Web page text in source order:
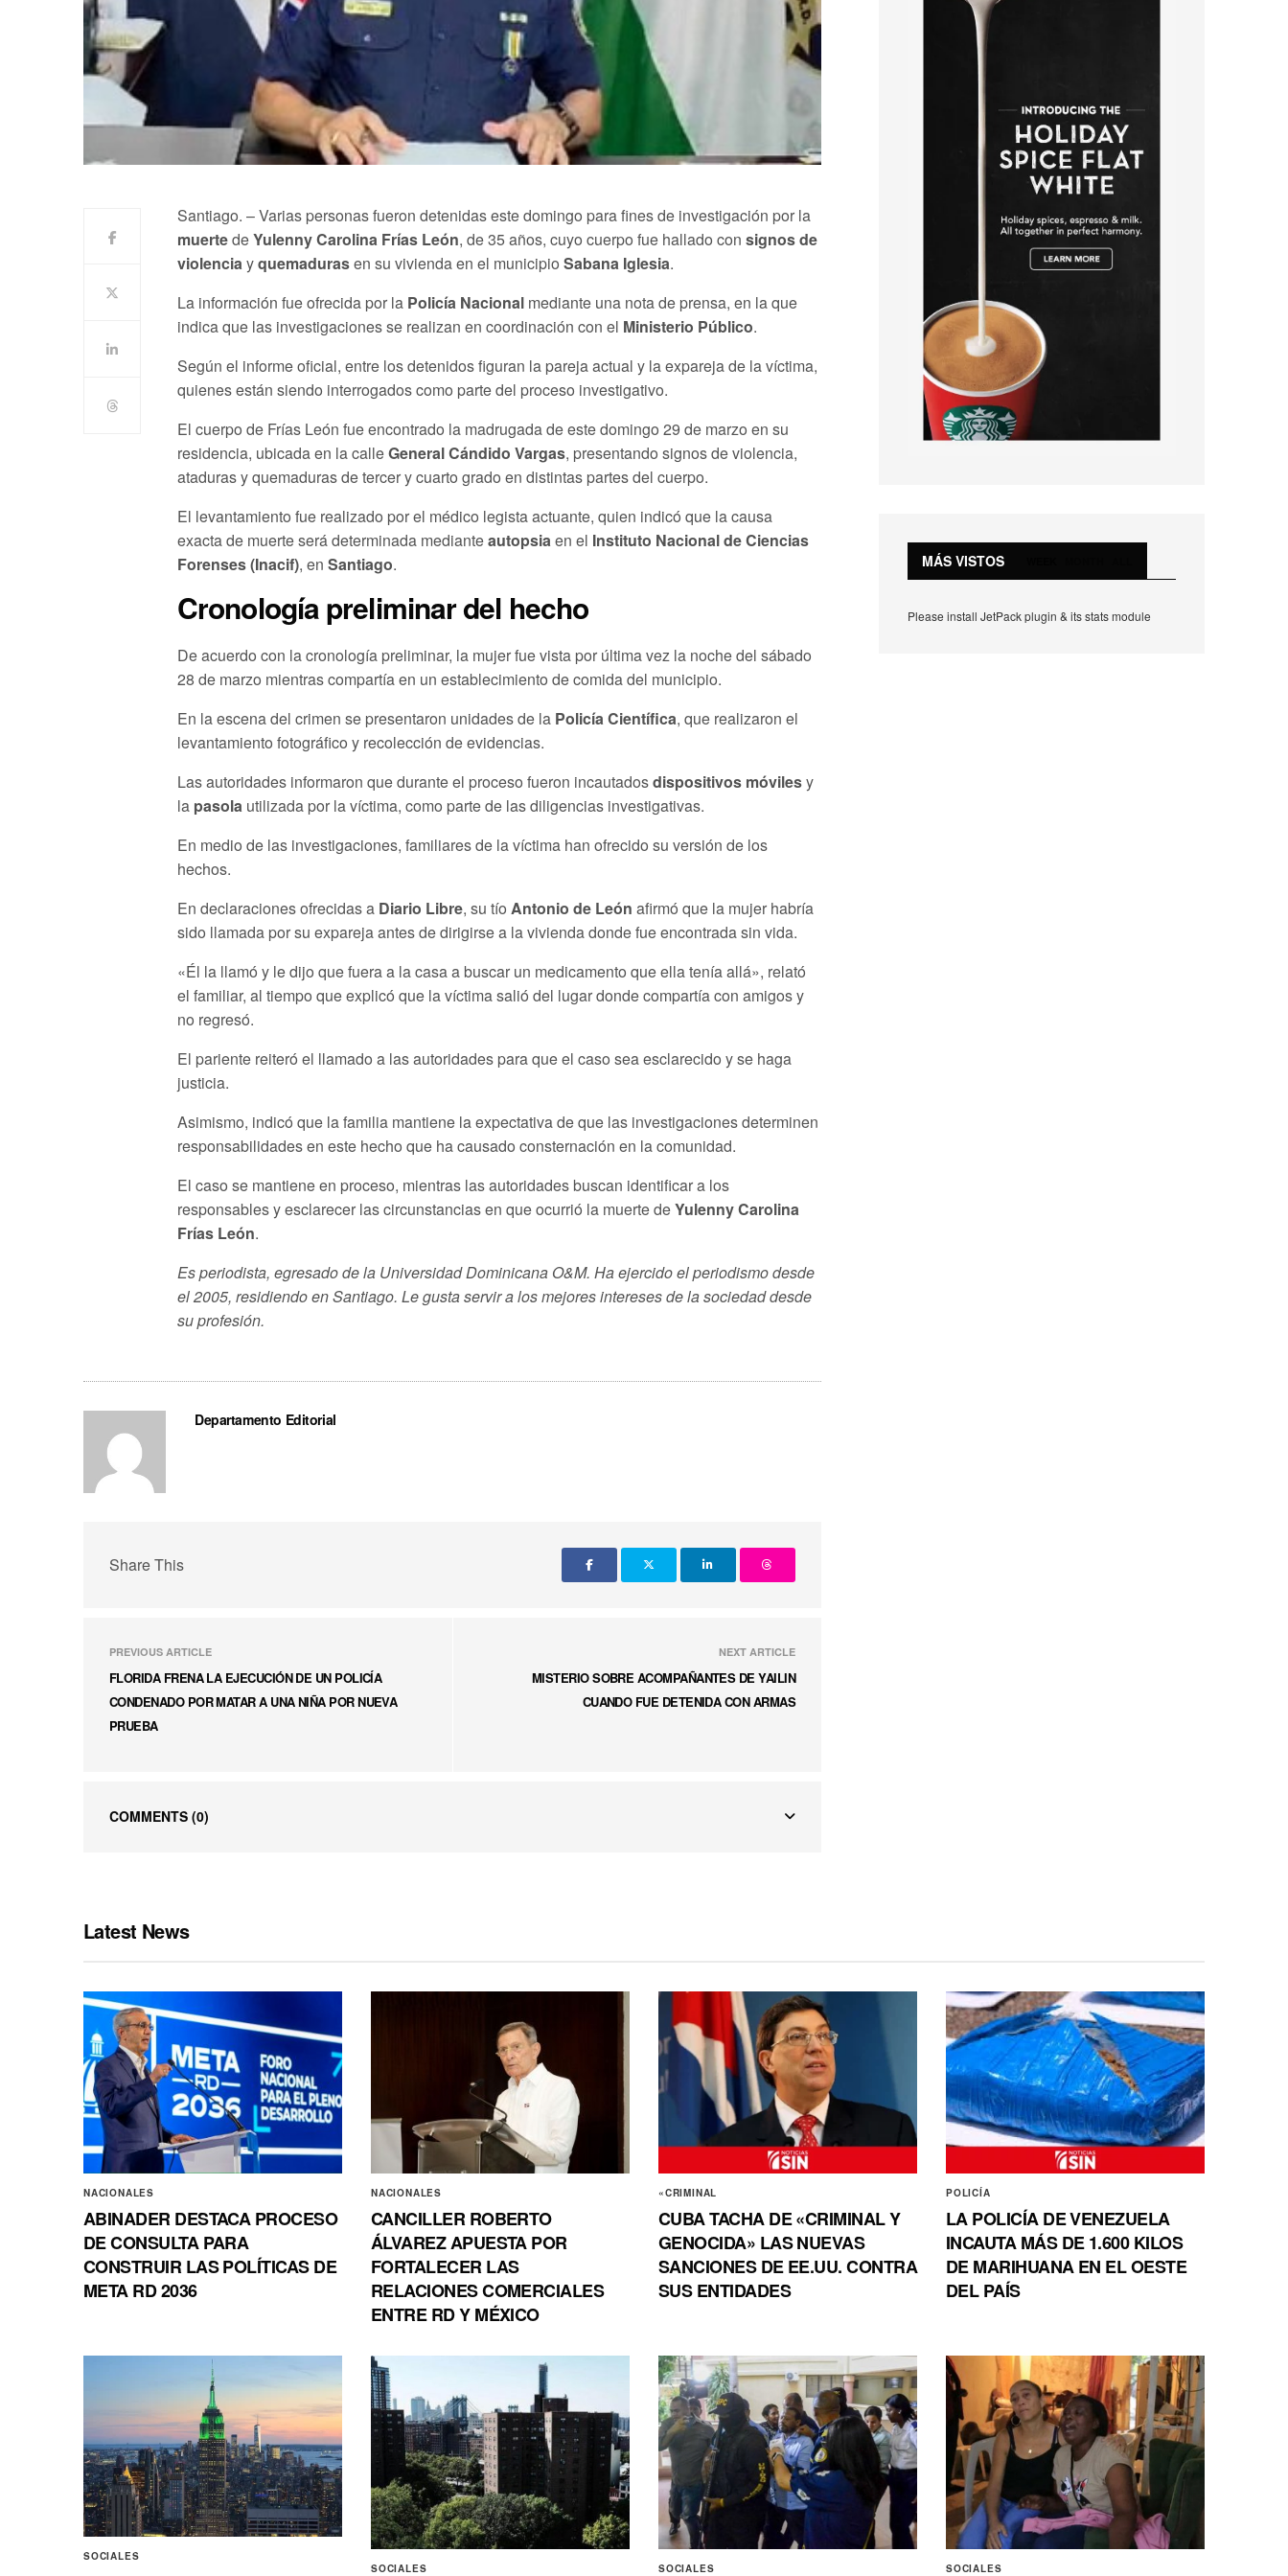
Santiago. – Varias personas fueron detenidas este domingo para fines de investigación por la
muertedeYulenny Carolina Frías León, de 35 años, cuyo cuerpo fue hallado consignos de
violenciayquemadurasen su vivienda en el municipioSabana Iglesia.
La información fue ofrecida por la Policía Nacional mediante una nota de prensa, en la que
indica que las investigaciones se realizan en coordinación con el Ministerio Público.
Según el informe oficial, entre los detenidos figuran la pareja actual y la expareja de la víctima,
quienes están siendo interrogados como parte del proceso investigativo.
El cuerpo de Frías León fue encontrado la madrugada de este domingo 29 de marzo en su
residencia, ubicada en la calleGeneral Cándido Vargas, presentando signos de violencia,
ataduras y quemaduras de tercer y cuarto grado en distintas partes del cuerpo.
El levantamiento fue realizado por el médico legista actuante, quien indicó que la causa
exacta de muerte será determinada medianteautopsiaen el Instituto Nacional de Ciencias
Forenses (Inacif), enSantiago.
Cronología preliminar del hecho
De acuerdo con la cronología preliminar, la mujer fue vista por última vez la noche del sábado
28 de marzo mientras compartía en un establecimiento de comida del municipio.
En la escena del crimen se presentaron unidades de la Policía Científica, que realizaron el
levantamiento fotográfico y recolección de evidencias.
Las autoridades informaron que durante el proceso fueron incautadosdispositivos móvilesy
la pasola utilizada por la víctima, como parte de las diligencias investigativas.
En medio de las investigaciones, familiares de la víctima han ofrecido su versión de los
hechos.
En declaraciones ofrecidas a Diario Libre, su tíoAntonio de León afirmó que la mujer habría
sido llamada por su expareja antes de dirigirse a la vivienda donde fue encontrada sin vida.
«Él la llamó y le dijo que fuera a la casa a buscar un medicamento que ella tenía allá», relató
el familiar, al tiempo que explicó que la víctima salió del lugar donde compartía con amigos y
no regresó.
El pariente reiteró el llamado a las autoridades para que el caso sea esclarecido y se haga
justicia.
Asimismo, indicó que la familia mantiene la expectativa de que las investigaciones determinen
responsabilidades en este hecho que ha causado consternación en la comunidad.
El caso se mantiene en proceso, mientras las autoridades buscan identificar a los
responsables y esclarecer las circunstancias en que ocurrió la muerte deYulenny Carolina
Frías León.
Es periodista, egresado de la Universidad Dominicana O&M. Ha ejercido el periodismo desde
el 2005, residiendo en Santiago. Le gusta servir a los mejores intereses de la sociedad desde
su profesión.
Departamento Editorial
Share This
PREVIOUS ARTICLE
FLORIDA FRENA LA EJECUCIÓN DE UN POLICÍA
CONDENADO POR MATAR A UNA NIÑA POR NUEVA
PRUEBA
NEXT ARTICLE
MISTERIO SOBRE ACOMPAÑANTES DE YAILIN
CUANDO FUE DETENIDA CON ARMAS
COMMENTS (0)
MÁS VISTOS
Please install JetPack plugin & its stats module
Latest News
NACIONALES
ABINADER DESTACA PROCESO
DE CONSULTA PARA
CONSTRUIR LAS POLÍTICAS DE
META RD 2036
NACIONALES
CANCILLER ROBERTO
ÁLVAREZ APUESTA POR
FORTALECER LAS
RELACIONES COMERCIALES
ENTRE RD Y MÉXICO
«CRIMINAL
CUBA TACHA DE «CRIMINAL Y
GENOCIDA» LAS NUEVAS
SANCIONES DE EE.UU. CONTRA
SUS ENTIDADES
POLICÍA
LA POLICÍA DE VENEZUELA
INCAUTA MÁS DE 1.600 KILOS
DE MARIHUANA EN EL OESTE
DEL PAÍS
SOCIALES
SOCIALES SOCIALES SOCIALES